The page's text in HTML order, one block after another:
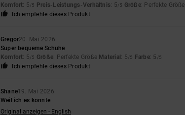
Komfort: 5/5 Preis-Leistungs-Verhältnis: 5/5 Größe: Perfekte Größe
Ich empfehle dieses Produkt
Gregor20. Mai 2026
Super bequeme Schuhe
Komfort: 5/5 Größe: Perfekte Größe Material: 5/5 Farbe: 5 /5
Ich empfehle dieses Produkt
Shane19. Mai 2026
Weil ich es konnte
Original anzeigen - English